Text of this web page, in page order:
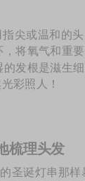
圣诞灯串那
尖或温和的
将氧气和重
发根是滋生
彩照人！